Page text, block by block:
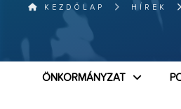
KEZDŐLAP HÍREK
ÖNKORMÁNYZAT